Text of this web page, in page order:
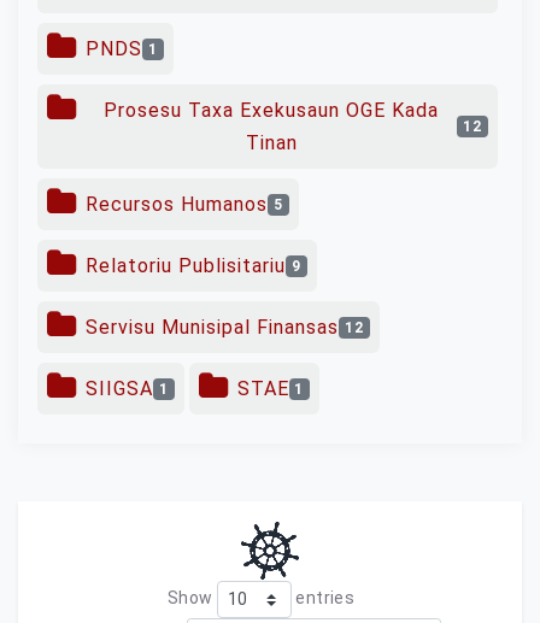
PNDS 1
Prosesu Taxa Exekusaun OGE Kada
Tinan
12
Recursos Humanos 5
Relatoriu Publisitariu 9
Servisu Munisipal Finansas 12
SIIGSA 1 STAE 1
Show entries